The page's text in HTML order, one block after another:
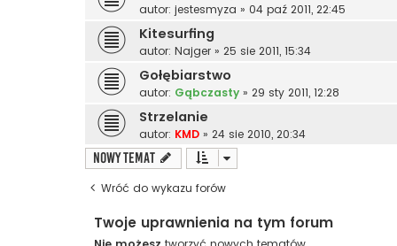
autor: jestesmyza » 04 paź 2011, 22:45
Kitesurfing
autor: Najger » 25 sie 2011, 15:34
Gołębiarstwo
autor: Gąbczasty » 29 sty 2011, 12:28
Strzelanie
autor: KMD » 24 sie 2010, 20:34
NOWY TEMAT
Wróć do wykazu forów
Twoje uprawnienia na tym forum